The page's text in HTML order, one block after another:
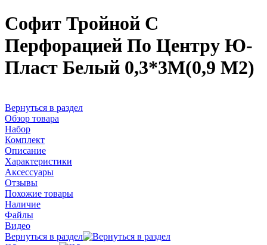
Софит Тройной С
Перфорацией По Центру Ю-
Пласт Белый 0,3*3М(0,9 М2)
Вернуться в раздел
Обзор товара
Набор
Комплект
Описание
Характеристики
Аксессуары
Отзывы
Похожие товары
Наличие
Файлы
Видео
Вернуться в раздел